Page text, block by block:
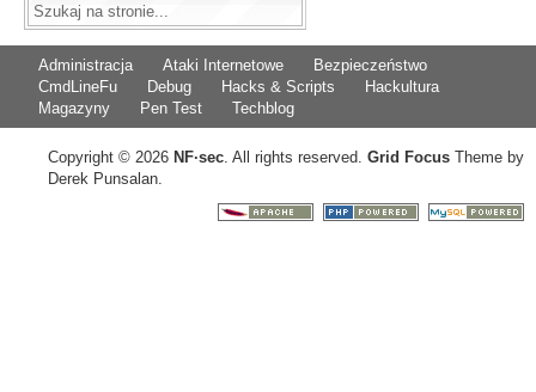
Administracja Ataki Internetowe
Bezpieczeństwo
CmdLineFu
Debug Hacks & Scripts
Hackultura
Magazyny
Pen Test Techblog
Copyright © 2026 NF·sec. All rights reserved. Grid Focus Theme by
Derek Punsalan.